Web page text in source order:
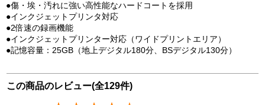
●傷・埃・汚れに強い高性能なハードコートを採用
●インクジェットプリンタ対応
●2倍速の録画機能
●インクジェットプリンター対応（ワイドプリントエリア）
●記憶容量：25GB（地上デジタル180分、BSデジタル130分）
この商品のレビュー(全129件)